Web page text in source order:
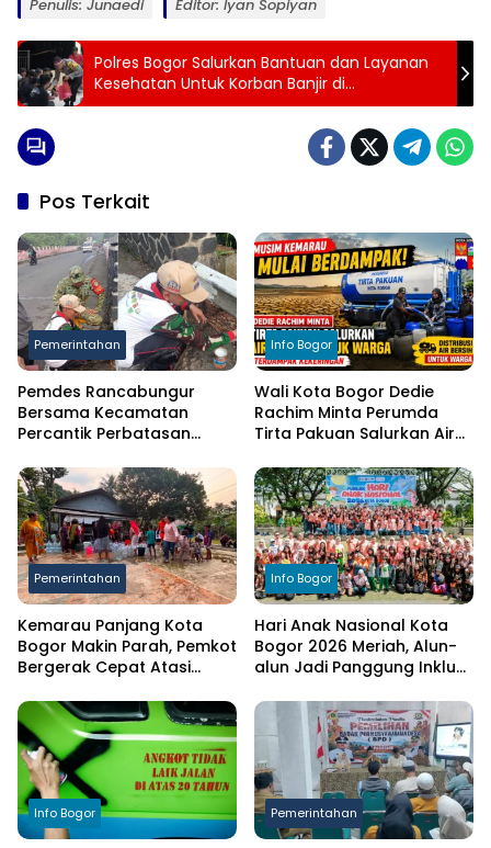
Penulis: Junaedi Editor: Iyan Sopiyan
Polres Bogor Salurkan Bantuan dan Layanan
Kesehatan Untuk Korban Banjir di
Rancabungur
Pos Terkait
Pemerintahan
Pemdes Rancabungur
Bersama Kecamatan
Percantik Perbatasan
Putih Sambut HUT RI ke-81
Info Bogor
Wali Kota Bogor Dedie
Rachim Minta Perumda
Tirta Pakuan Salurkan Air
Terdampak Kekeringan
Pemerintahan
Kemarau Panjang Kota
Bogor Makin Parah, Pemkot
Bergerak Cepat Atasi
Info Bogor
Hari Anak Nasional Kota
Bogor 2026 Meriah, Alun-
alun Jadi Panggung Inklusi
Info Bogor Pemerintahan